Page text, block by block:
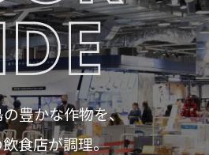
豊かな作物を、
食店が調理。